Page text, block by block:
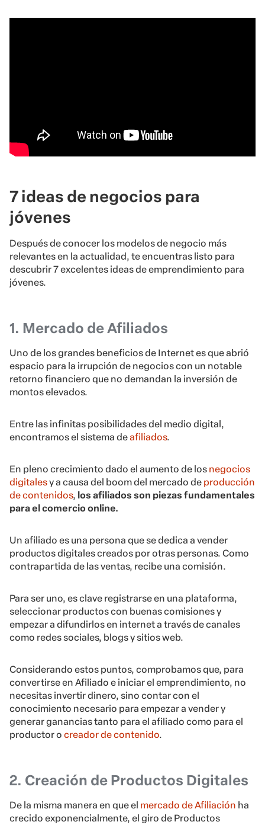
7 ideas de negocios para
jóvenes
Después de conocer los modelos de negocio más
relevantes en la actualidad, te encuentras listo para
descubrir 7 excelentes ideas de emprendimiento para
jóvenes.
1. Mercado de Afiliados
Uno de los grandes beneficios de Internet es que abrió
espacio para la irrupción de negocios con un notable
retorno financiero que no demandan la inversión de
montos elevados.
Entre las infinitas posibilidades del medio digital,
encontramos el sistema deafiliados.
En pleno crecimiento dado el aumento de los negocios
digitalesy a causa del boom del mercado de producción
de contenidos, los afiliados son piezas fundamentales
para el comercio online.
Un afiliado es una persona que se dedica a vender
productos digitales creados por otras personas. Como
contrapartida de las ventas, recibe una comisión.
Para ser uno, es clave registrarse en una plataforma,
seleccionar productos con buenas comisiones y
empezar a difundirlos en internet a través de canales
como redes sociales, blogs y sitios web.
Considerando estos puntos, comprobamos que, para
convertirse en Afiliado e iniciar el emprendimiento, no
necesitas invertir dinero, sino contar con el
conocimiento necesario para empezar a vender y
generar ganancias tanto para el afiliado como para el
productor o creador de contenido.
2. Creación de Productos Digitales
De la misma manera en que el mercado de Afiliación ha
crecido exponencialmente, el giro de Productos